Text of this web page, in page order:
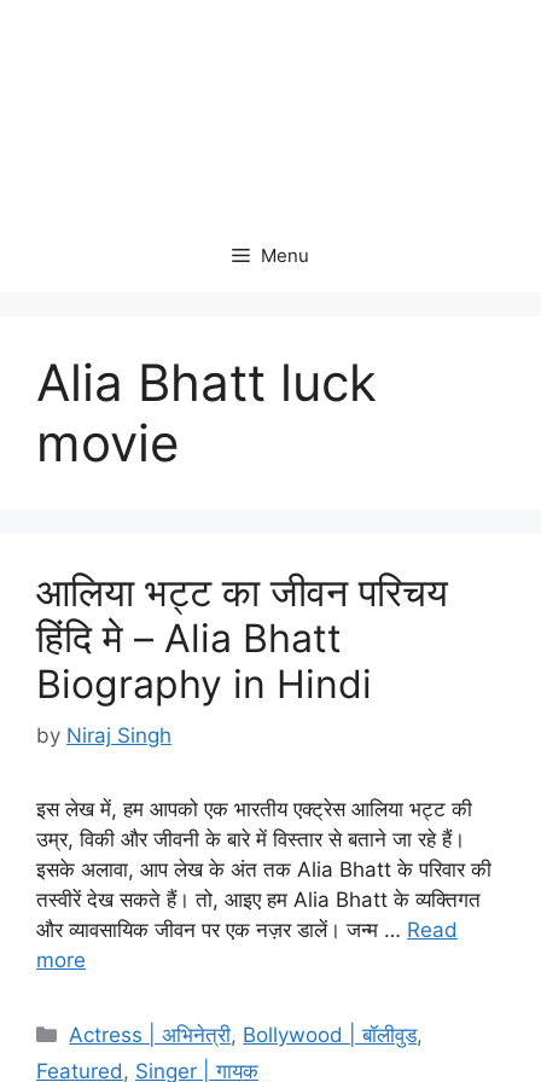
Menu
Alia Bhatt luck
movie
आलिया भट्ट का जीवन परिचय
हिंदि मे – Alia Bhatt
Biography in Hindi
by Niraj Singh
इस लेख में, हम आपको एक भारतीय एक्ट्रेस आलिया भट्ट की
उम्र, विकी और जीवनी के बारे में विस्तार से बताने जा रहे हैं।
इसके अलावा, आप लेख के अंत तक Alia Bhatt के परिवार की
तस्वीरें देख सकते हैं। तो, आइए हम Alia Bhatt के व्यक्तिगत
और व्यावसायिक जीवन पर एक नज़र डालें। जन्म … Read
more
Categories
Actress | अभिनेत्री, Bollywood | बॉलीवुड,
Featured, Singer | गायक